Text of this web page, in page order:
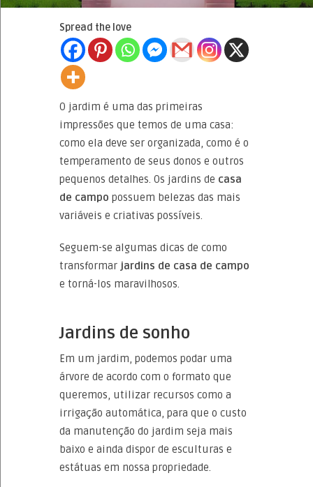
Spread the love
O jardim é uma das primeiras
impressões que temos de uma casa:
como ela deve ser organizada, como é o
temperamento de seus donos e outros
pequenos detalhes. Os jardins de casa
de campo possuem belezas das mais
variáveis e criativas possíveis.
Seguem-se algumas dicas de como
transformar jardins de casa de campo
e torná-los maravilhosos.
Jardins de sonho
Em um jardim, podemos podar uma
árvore de acordo com o formato que
queremos, utilizar recursos como a
irrigação automática, para que o custo
da manutenção do jardim seja mais
baixo e ainda dispor de esculturas e
estátuas em nossa propriedade.